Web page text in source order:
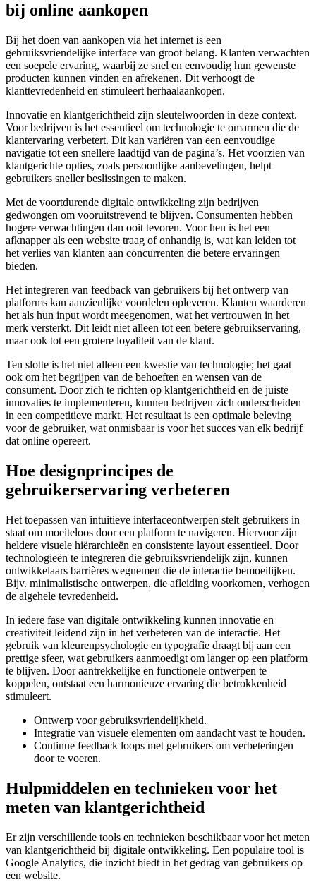
bij online aankopen
Bij het doen van aankopen via het internet is een
gebruiksvriendelijke interface van groot belang. Klanten verwachten
een soepele ervaring, waarbij ze snel en eenvoudig hun gewenste
producten kunnen vinden en afrekenen. Dit verhoogt de
klanttevredenheid en stimuleert herhaalaankopen.
Innovatie en klantgerichtheid zijn sleutelwoorden in deze context.
Voor bedrijven is het essentieel om technologie te omarmen die de
klantervaring verbetert. Dit kan variëren van een eenvoudige
navigatie tot een snellere laadtijd van de pagina’s. Het voorzien van
klantgerichte opties, zoals persoonlijke aanbevelingen, helpt
gebruikers sneller beslissingen te maken.
Met de voortdurende digitale ontwikkeling zijn bedrijven
gedwongen om vooruitstrevend te blijven. Consumenten hebben
hogere verwachtingen dan ooit tevoren. Voor hen is het een
afknapper als een website traag of onhandig is, wat kan leiden tot
het verlies van klanten aan concurrenten die betere ervaringen
bieden.
Het integreren van feedback van gebruikers bij het ontwerp van
platforms kan aanzienlijke voordelen opleveren. Klanten waarderen
het als hun input wordt meegenomen, wat het vertrouwen in het
merk versterkt. Dit leidt niet alleen tot een betere gebruikservaring,
maar ook tot een grotere loyaliteit van de klant.
Ten slotte is het niet alleen een kwestie van technologie; het gaat
ook om het begrijpen van de behoeften en wensen van de
consument. Door zich te richten op klantgerichtheid en de juiste
innovaties te implementeren, kunnen bedrijven zich onderscheiden
in een competitieve markt. Het resultaat is een optimale beleving
voor de gebruiker, wat onmisbaar is voor het succes van elk bedrijf
dat online opereert.
Hoe designprincipes de
gebruikerservaring verbeteren
Het toepassen van intuitieve interfaceontwerpen stelt gebruikers in
staat om moeiteloos door een platform te navigeren. Hiervoor zijn
heldere visuele hiërarchieën en consistente layout essentieel. Door
technologieën te integreren die gebruiksvriendelijk zijn, kunnen
ontwikkelaars barrières wegnemen die de interactie bemoeilijken.
Bijv. minimalistische ontwerpen, die afleiding voorkomen, verhogen
de algehele tevredenheid.
In iedere fase van digitale ontwikkeling kunnen innovatie en
creativiteit leidend zijn in het verbeteren van de interactie. Het
gebruik van kleurenpsychologie en typografie draagt bij aan een
prettige sfeer, wat gebruikers aanmoedigt om langer op een platform
te blijven. Door aantrekkelijke en functionele ontwerpen te
koppelen, ontstaat een harmonieuze ervaring die betrokkenheid
stimuleert.
Ontwerp voor gebruiksvriendelijkheid.
Integratie van visuele elementen om aandacht vast te houden.
Continue feedback loops met gebruikers om verbeteringen
door te voeren.
Hulpmiddelen en technieken voor het
meten van klantgerichtheid
Er zijn verschillende tools en technieken beschikbaar voor het meten
van klantgerichtheid bij digitale ontwikkeling. Een populaire tool is
Google Analytics, die inzicht biedt in het gedrag van gebruikers op
een website.